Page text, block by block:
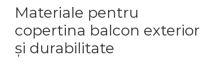
Materiale pentru
copertina balcon exterior
și durabilitate